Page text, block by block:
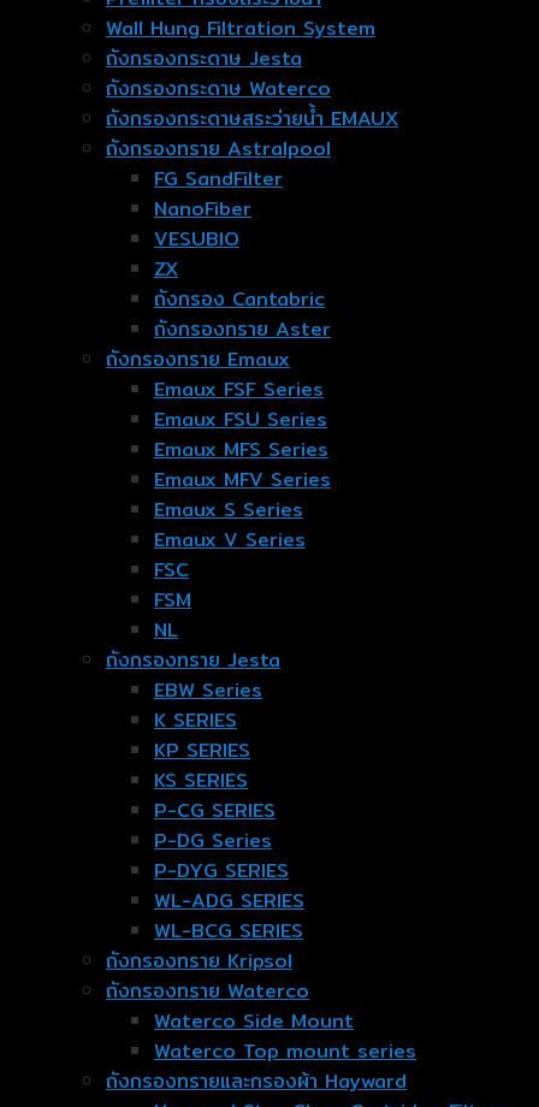
Wall Hung Filtration System
ถังกรองกระดาษ Jesta
ถังกรองกระดาษ Waterco
ถังกรองกระดาษสระว่ายน้ำ EMAUX
ถังกรองทราย Astralpool
FG SandFilter
NanoFiber
VESUBIO
ZX
ถังกรอง Cantabric
ถังกรองทราย Aster
ถังกรองทราย Emaux
Emaux FSF Series
Emaux FSU Series
Emaux MFS Series
Emaux MFV Series
Emaux S Series
Emaux V Series
FSC
FSM
NL
ถังกรองทราย Jesta
EBW Series
K SERIES
KP SERIES
KS SERIES
P-CG SERIES
P-DG Series
P-DYG SERIES
WL-ADG SERIES
WL-BCG SERIES
ถังกรองทราย Kripsol
ถังกรองทราย Waterco
Waterco Side Mount
Waterco Top mount series
ถังกรองทรายและกรองผ้า Hayward